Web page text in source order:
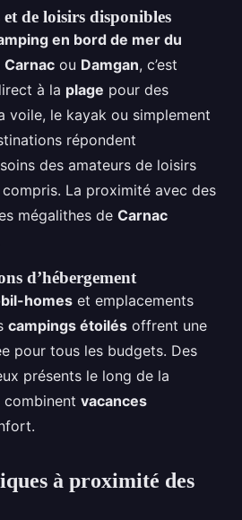
de loisirs disponibles
en bord de mer du
Carnac ou Damgan, c’est
à la plage pour des
voile, le kayak ou simplement
répondent
des amateurs de loisirs
La proximité avec des
mégalithes de Carnac
d’hébergement
homes et emplacements
campings étoilés offrent une
pour tous les budgets. Des
présents le long de la
combinent vacances
à proximité des